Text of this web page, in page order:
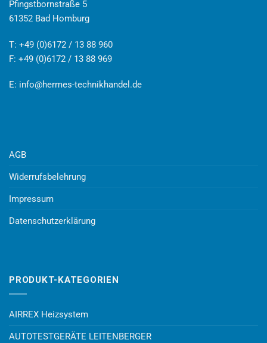
Pfingstbornstraße 5
61352 Bad Homburg
T: +49 (0)6172 / 13 88 960
F: +49 (0)6172 / 13 88 969
E: info@hermes-technikhandel.de
AGB
Widerrufsbelehrung
Impressum
Datenschutzerklärung
PRODUKT-KATEGORIEN
AIRREX Heizsystem
AUTOTESTGERÄTE LEITENBERGER